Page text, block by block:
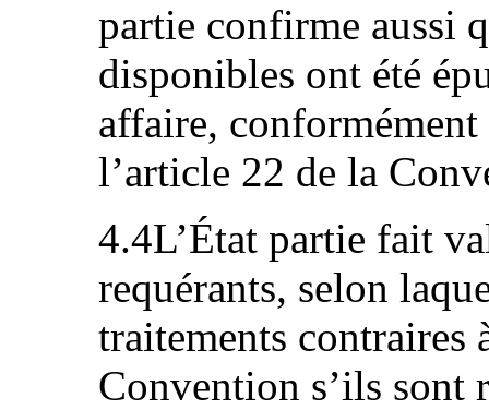
partie confirme aussi
disponibles ont été
affaire,
l’article 22 de la
4.4L’État partie fait
requérants, selon
traitements contraires
Convention s’ils sont